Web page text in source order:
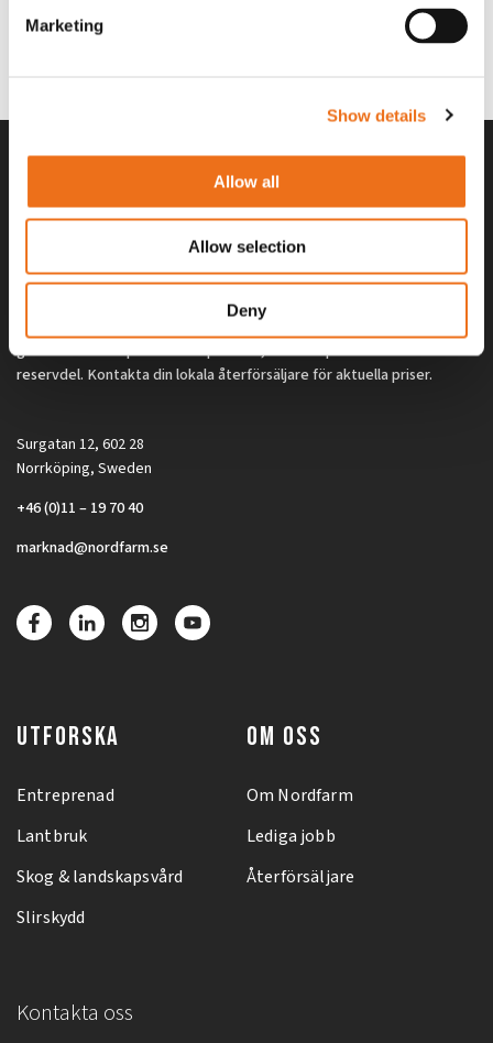
Marketing
Show details
Allow all
Allow selection
Deny
Alla priser på tillbehör och tillval gäller vid köp av ny maskin. Priserna
gäller inte vid köp av enskild produkt, till exempel
reservdel. Kontakta din lokala återförsäljare för aktuella priser.
Surgatan 12, 602 28
Norrköping, Sweden
+46 (0)11 – 19 70 40
marknad@nordfarm.se
UTFORSKA
Entreprenad
Lantbruk
Skog & landskapsvård
Slirskydd
OM OSS
Om Nordfarm
Lediga jobb
Återförsäljare
Kontakta oss